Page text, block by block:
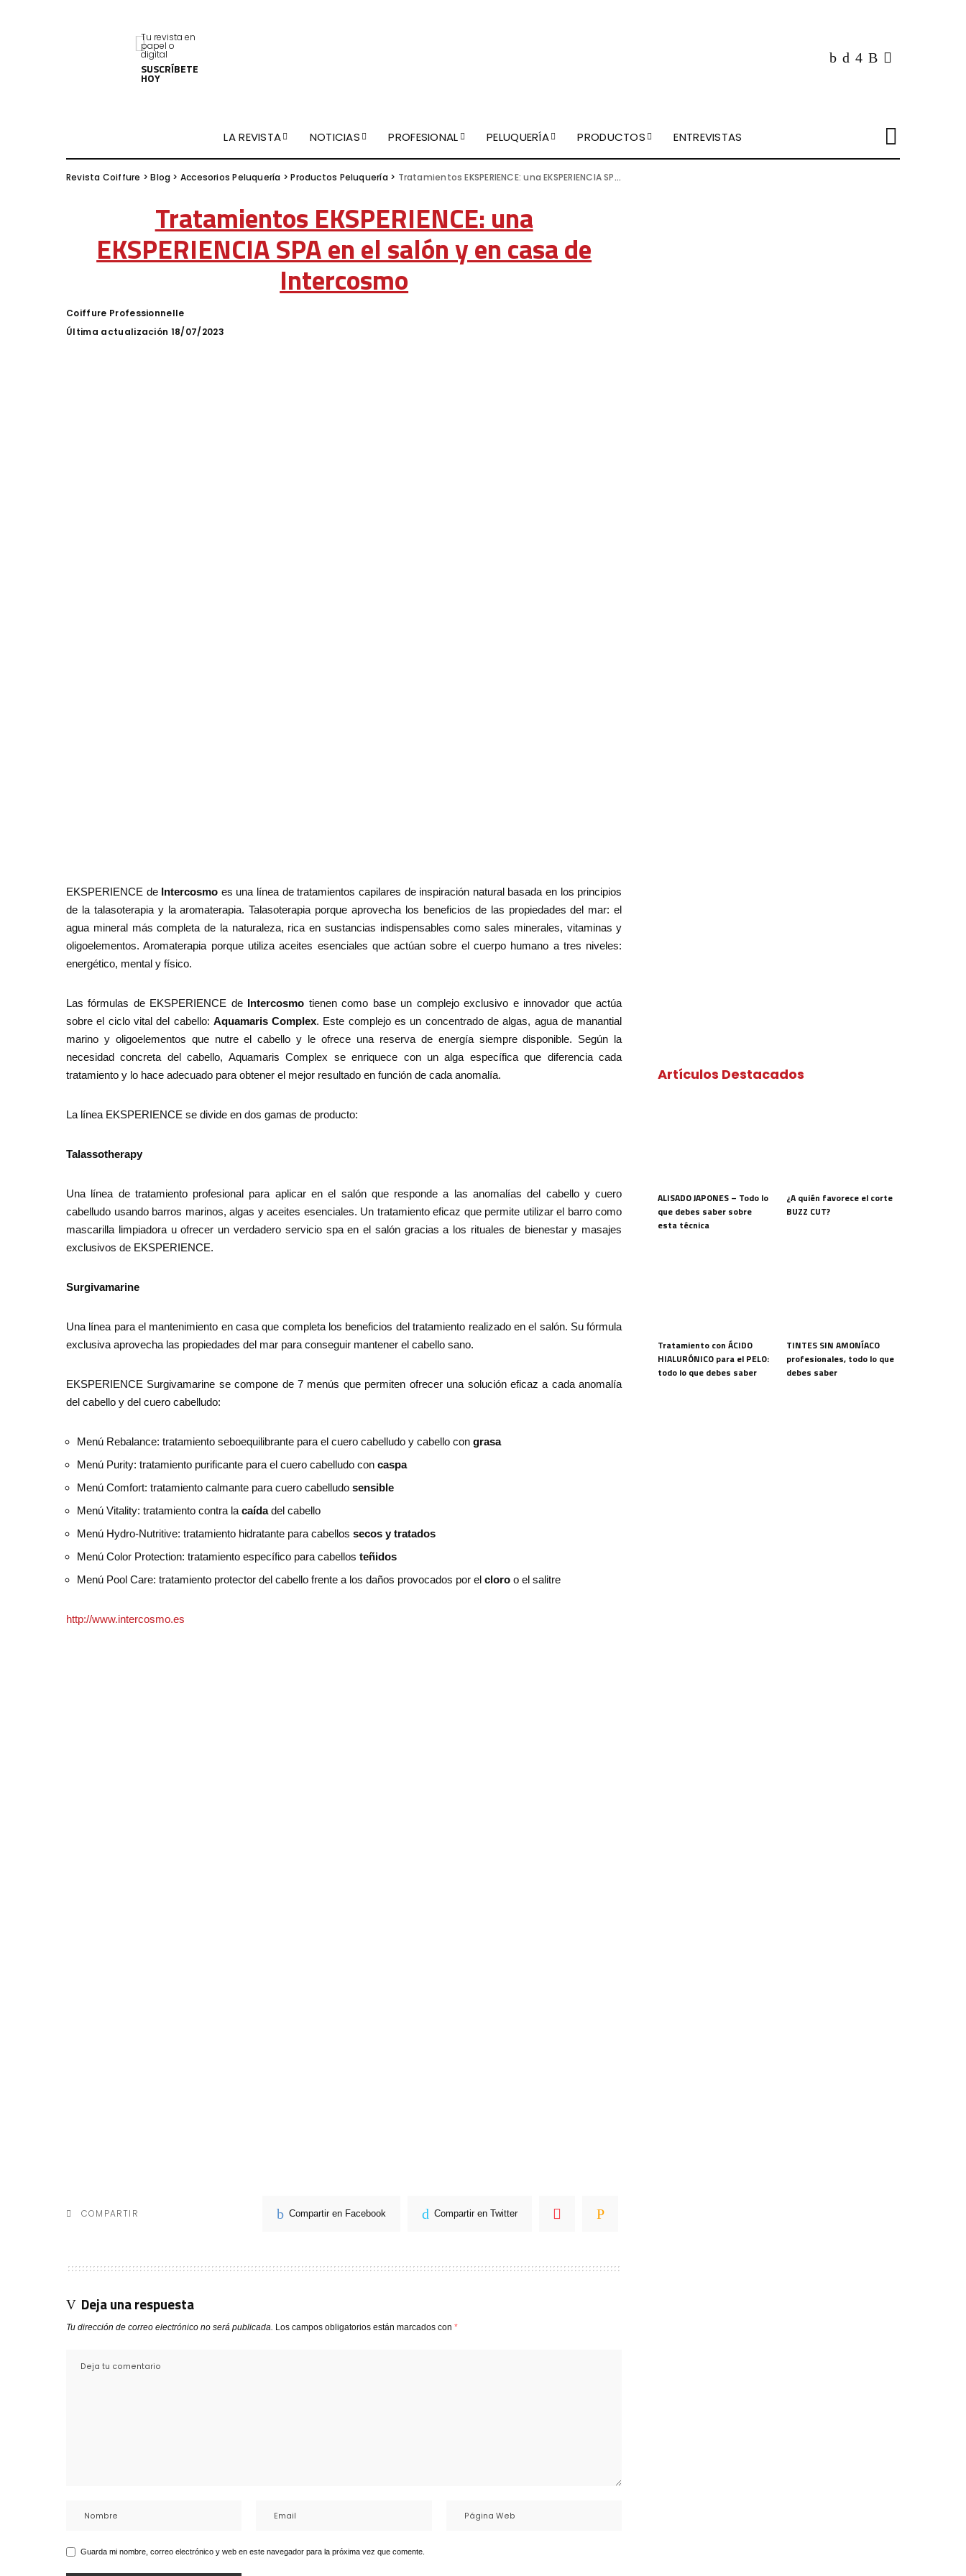
Tu revista en
papel o
digital
SUSCRÍBETE
HOY
LA REVISTA NOTICIAS PROFESIONAL PELUQUERÍA PRODUCTOS ENTREVISTAS
Revista Coiffure >Blog > Accesorios Peluquería >Productos Peluquería > Tratamientos EKSPERIENCE: una EKSPERIENCIA SPA en el salón y en casa de Intercosmo
Tratamientos EKSPERIENCE: una
EKSPERIENCIA SPA en el salón y en casa de
Intercosmo
Posted
by
Coiffure Professionnelle
Última actualización 18/07/2023
EKSPERIENCE de Intercosmo es una línea de tratamientos capilares de inspiración natural basada en los principios
de la talasoterapia y la aromaterapia. Talasoterapia porque aprovecha los beneficios de las propiedades del mar: el
agua mineral más completa de la naturaleza, rica en sustancias indispensables como sales minerales, vitaminas y
oligoelementos. Aromaterapia porque utiliza aceites esenciales que actúan sobre el cuerpo humano a tres niveles:
energético, mental y físico.
Las fórmulas de EKSPERIENCE de Intercosmo tienen como base un complejo exclusivo e innovador que actúa
sobre el ciclo vital del cabello: Aquamaris Complex. Este complejo es un concentrado de algas, agua de manantial
marino y oligoelementos que nutre el cabello y le ofrece una reserva de energía siempre disponible. Según la
necesidad concreta del cabello, Aquamaris Complex se enriquece con un alga específica que diferencia cada
tratamiento y lo hace adecuado para obtener el mejor resultado en función de cada anomalía.
La línea EKSPERIENCE se divide en dos gamas de producto:
Talassotherapy
Una línea de tratamiento profesional para aplicar en el salón que responde a las anomalías del cabello y cuero
cabelludo usando barros marinos, algas y aceites esenciales. Un tratamiento eficaz que permite utilizar el barro como
mascarilla limpiadora u ofrecer un verdadero servicio spa en el salón gracias a los rituales de bienestar y masajes
exclusivos de EKSPERIENCE.
Surgivamarine
Una línea para el mantenimiento en casa que completa los beneficios del tratamiento realizado en el salón. Su fórmula
exclusiva aprovecha las propiedades del mar para conseguir mantener el cabello sano.
EKSPERIENCE Surgivamarine se compone de 7 menús que permiten ofrecer una solución eficaz a cada anomalía
del cabello y del cuero cabelludo:
Menú Rebalance: tratamiento seboequilibrante para el cuero cabelludo y cabello con grasa
Menú Purity: tratamiento purificante para el cuero cabelludo con caspa
Menú Comfort: tratamiento calmante para cuero cabelludo sensible
Menú Vitality: tratamiento contra la caídadel cabello
Menú Hydro-Nutritive: tratamiento hidratante para cabellos secos y tratados
Menú Color Protection: tratamiento específico para cabellos teñidos
Menú Pool Care: tratamiento protector del cabello frente a los daños provocados por el cloro o el salitre
http://www.intercosmo.es
COMPARTIR Compartir en Facebook Compartir en Twitter
Deja una respuesta
Tu dirección de correo electrónico no será publicada. Los campos obligatorios están marcados con *
Guarda mi nombre, correo electrónico y web en este navegador para la próxima vez que comente.
Artículos Destacados
ALISADO JAPONES – Todo lo
que debes saber sobre
esta técnica
¿A quién favorece el corte
BUZZ CUT?
Tratamiento con ÁCIDO
HIALURÓNICO para el PELO:
todo lo que debes saber
TINTES SIN AMONÍACO
profesionales, todo lo que
debes saber